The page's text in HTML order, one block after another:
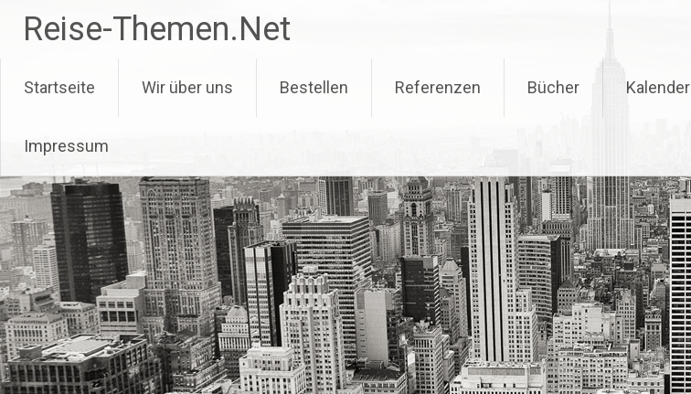
Inhalt
springen
Reise-Themen.Net
Startseite Wir über uns Bestellen Referenzen Bücher Kalender
Impressum